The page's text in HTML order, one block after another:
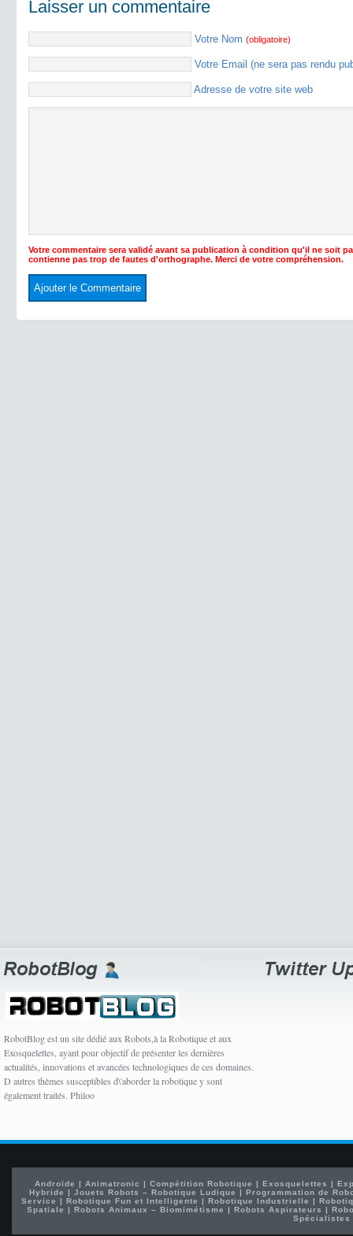
Laisser un commentaire
Votre Nom (obligatoire)
Votre Email (ne sera pas rendu
Adresse de votre site web
Votre commentaire sera validé avant sa publication à condition qu'il ne soit
contienne pas trop de fautes d'orthographe. Merci de votre compréhension.
RobotBlog est un site dédié aux Robots,à la Robotique et aux
Exosquelettes, ayant pour objectif de présenter les dernières
actualités, innovations et avancées technologiques de ces domaines.
D autres thèmes susceptibles d\'aborder la robotique y sont
également traités. Philoo
Androïde | Animatronic | Compétition Robotique | Exosquelettes |
Hybride |Jouets Robots – Robotique Ludique |Programmation de
Service | Robotique Fun et Intelligente | Robotique Industrielle |
Spatiale | Robots Animaux – Biomimétisme | Robots Aspirateurs |
Spécialistes